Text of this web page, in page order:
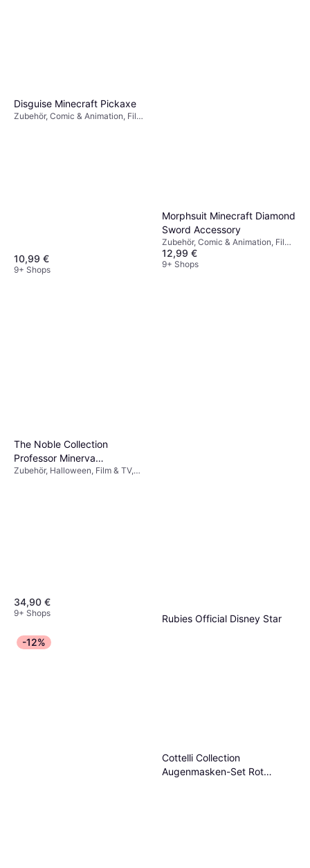
Disguise Minecraft Pickaxe
Zubehör, Comic & Animation, Film
10,99 €
9+ Shops
Morphsuit Minecraft Diamond
Sword Accessory
Zubehör, Comic & Animation, Film
& TV, Spiel & Spielzeug, Waffe,
Sonstige Filme & TV
12,99 €
9+ Shops
The Noble Collection
Professor Minerva
McGonagall´s Magic wand
Zubehör, Halloween, Film & TV,
34,90 €
9+ Shops
Rubies Official Disney Star
-12%
Cottelli Collection
Augenmasken-Set Rot